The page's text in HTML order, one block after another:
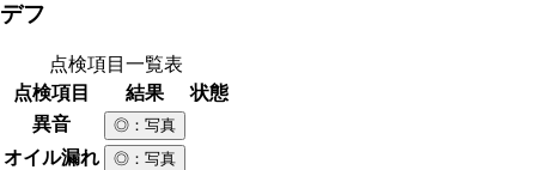
デフ
点検項目一覧表
点検項目
結果
状態
異音
◎ ：写真
オイル漏れ ◎ ：写真